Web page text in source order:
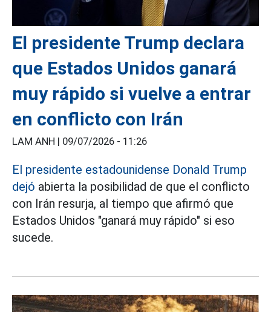
El presidente Trump declara
que Estados Unidos ganará
muy rápido si vuelve a entrar
en conflicto con Irán
LAM ANH | 09/07/2026 - 11:26
El presidente estadounidense Donald Trump
dejó abierta la posibilidad de que el conflicto
con Irán resurja, al tiempo que afirmó que
Estados Unidos "ganará muy rápido" si eso
sucede.